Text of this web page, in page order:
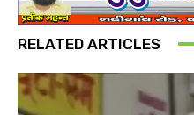
RELATED ARTICLES